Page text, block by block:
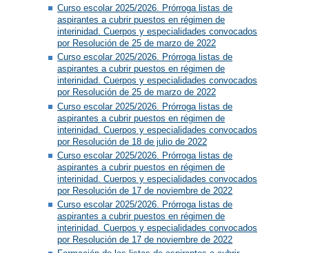
Curso escolar 2025/2026. Prórroga listas de
aspirantes a cubrir puestos en régimen de
interinidad. Cuerpos y especialidades convocados
por Resolución de 25 de marzo de 2022
Curso escolar 2025/2026. Prórroga listas de
aspirantes a cubrir puestos en régimen de
interinidad. Cuerpos y especialidades convocados
por Resolución de 25 de marzo de 2022
Curso escolar 2025/2026. Prórroga listas de
aspirantes a cubrir puestos en régimen de
interinidad. Cuerpos y especialidades convocados
por Resolución de 18 de julio de 2022
Curso escolar 2025/2026. Prórroga listas de
aspirantes a cubrir puestos en régimen de
interinidad. Cuerpos y especialidades convocados
por Resolución de 17 de noviembre de 2022
Curso escolar 2025/2026. Prórroga listas de
aspirantes a cubrir puestos en régimen de
interinidad. Cuerpos y especialidades convocados
por Resolución de 17 de noviembre de 2022